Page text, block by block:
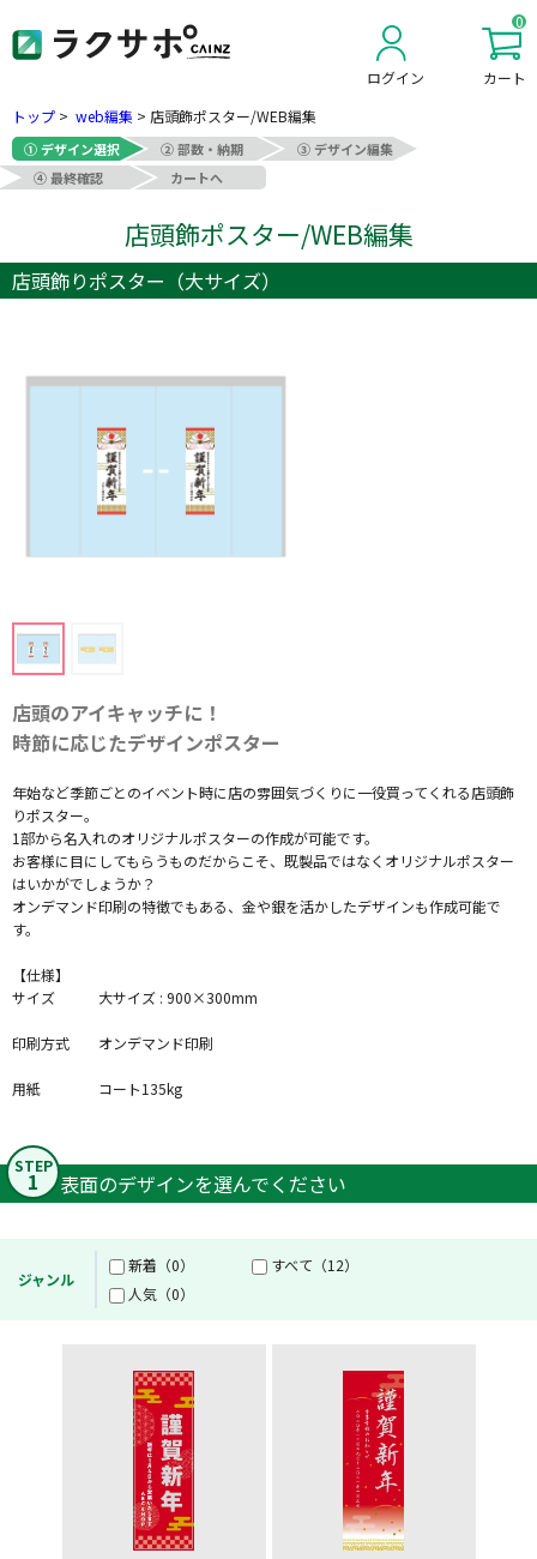
ログイン
0
カート
トップ > web編集 > 店頭飾ポスター/WEB編集
① デザイン選択 ② 部数・納期
③ デザイン編集
④ 最終確認
カートへ
店頭飾ポスター/WEB編集
店頭飾りポスター（大サイズ）
店頭のアイキャッチに！
時節に応じたデザインポスター
年始など季節ごとのイベント時に店の雰囲気づくりに一役買ってくれる店頭飾
りポスター。
1部から名入れのオリジナルポスターの作成が可能です。
お客様に目にしてもらうものだからこそ、既製品ではなくオリジナルポスター
はいかがでしょうか？
オンデマンド印刷の特徴でもある、金や銀を活かしたデザインも作成可能で
す。
【仕様】
サイズ
大サイズ : 900×300mm
印刷方式 オンデマンド印刷
用紙 コート135kg
STEP
1 表面のデザインを選んでください
ジャンル
新着（0）
人気（0）
すべて（12）